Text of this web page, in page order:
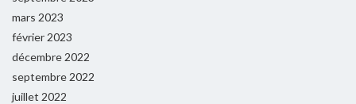
mars 2023
février 2023
décembre 2022
septembre 2022
juillet 2022